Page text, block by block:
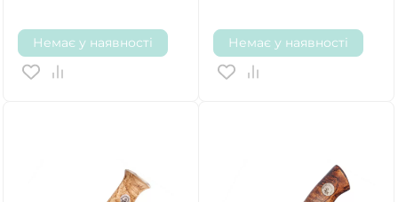
Немає у наявності Немає у наявності